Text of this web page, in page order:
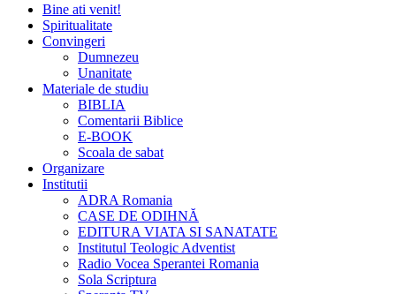
Bine ati venit!
Spiritualitate
Convingeri
Dumnezeu
Unanitate
Materiale de studiu
BIBLIA
Comentarii Biblice
E-BOOK
Scoala de sabat
Organizare
Institutii
ADRA Romania
CASE DE ODIHNĂ
EDITURA VIATA SI SANATATE
Institutul Teologic Adventist
Radio Vocea Sperantei Romania
Sola Scriptura